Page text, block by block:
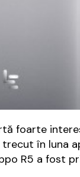
foarte
în luna
R5 a fost